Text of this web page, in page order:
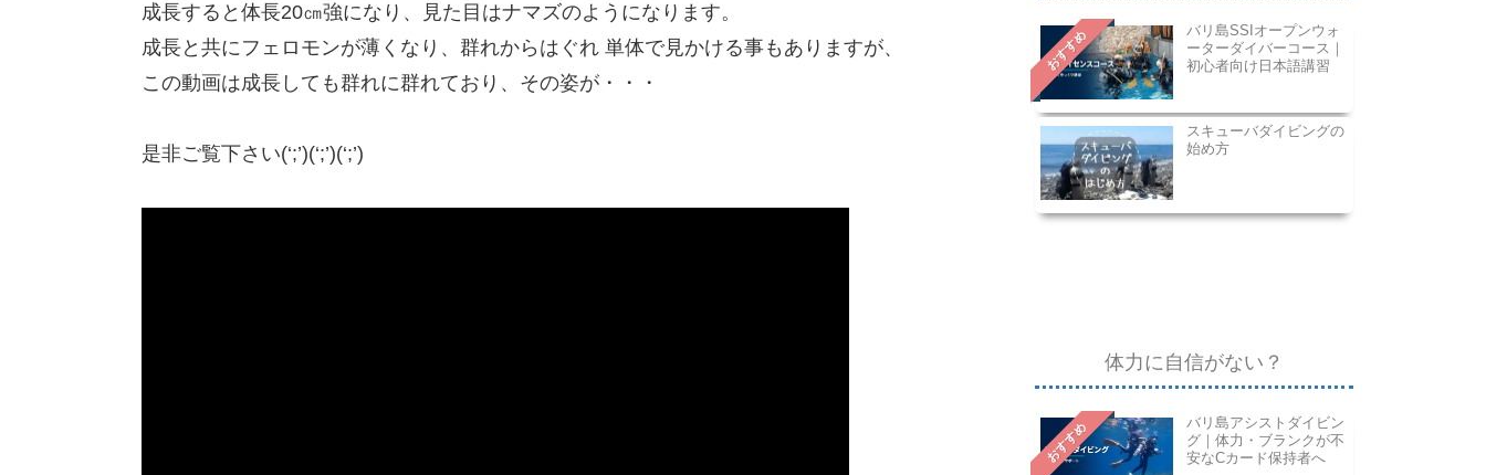
成長すると体長20㎝強になり、見た目はナマズのようになります。
成長と共にフェロモンが薄くなり、群れからはぐれ 単体で見かける事もありますが、
この動画は成長しても群れに群れており、その姿が・・・
是非ご覧下さい(‘;’)(‘;’)(‘;’)
おすすめ
バリ島SSIオープンウォ
ーターダイバーコース｜
初心者向け日本語講習
スキューバダイビングの
始め方
体力に自信がない？
おすすめ
バリ島アシストダイビン
グ｜体力・ブランクが不
安なCカード保持者へ